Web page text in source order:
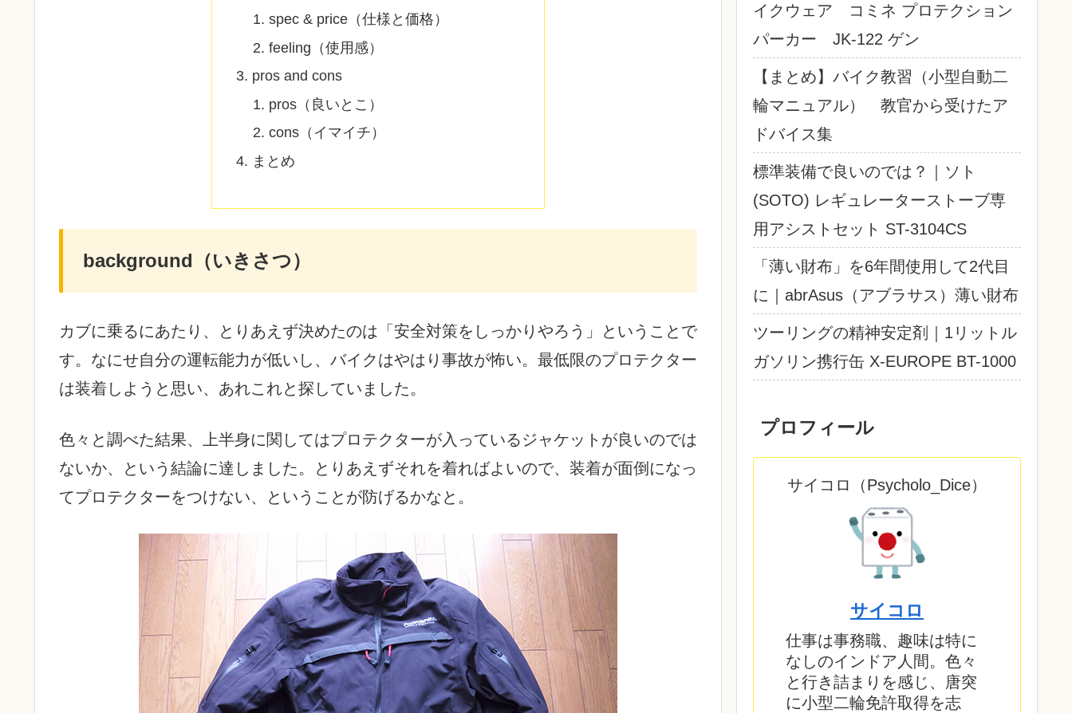
spec & price（仕様と価格）
feeling（使用感）
pros and cons
pros（良いとこ）
cons（イマイチ）
まとめ
background（いきさつ）
カブに乗るにあたり、とりあえず決めたのは「安全対策をしっかりやろう」ということで
す。なにせ自分の運転能力が低いし、バイクはやはり事故が怖い。最低限のプロテクター
は装着しようと思い、あれこれと探していました。
色々と調べた結果、上半身に関してはプロテクターが入っているジャケットが良いのでは
ないか、という結論に達しました。とりあえずそれを着ればよいので、装着が面倒になっ
てプロテクターをつけない、ということが防げるかなと。
イクウェア コミネ プロテクション
パーカー JK-122 ゲン
【まとめ】バイク教習（小型自動二
輪マニュアル） 教官から受けたア
ドバイス集
標準装備で良いのでは？｜ソト
(SOTO) レギュレーターストーブ専
用アシストセット ST-3104CS
「薄い財布」を6年間使用して2代目
に｜abrAsus（アブラサス）薄い財布
ツーリングの精神安定剤｜1リットル
ガソリン携行缶 X-EUROPE BT-1000
プロフィール
サイコロ（Psycholo_Dice）
サイコロ
仕事は事務職、趣味は特に
なしのインドア人間。色々
と行き詰まりを感じ、唐突
に小型二輪免許取得を志